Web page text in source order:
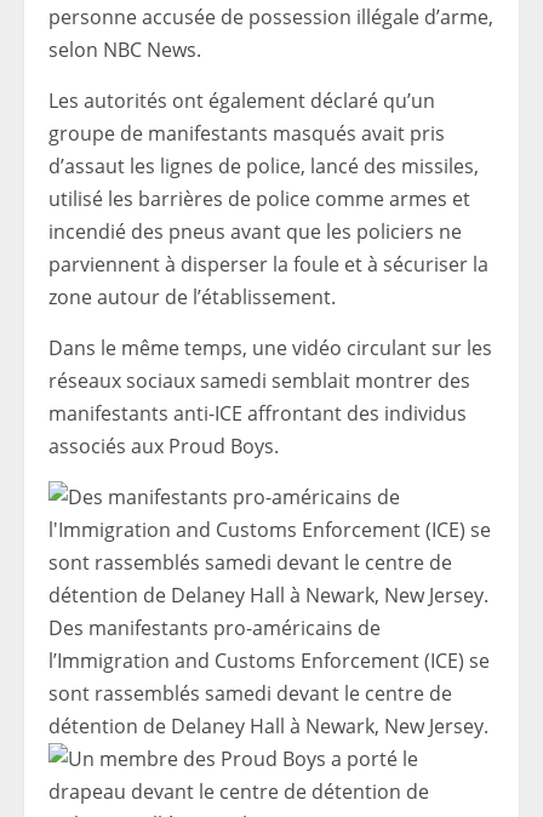
personne accusée de possession illégale d’arme,
selon NBC News.
Les autorités ont également déclaré qu’un
groupe de manifestants masqués avait pris
d’assaut les lignes de police, lancé des missiles,
utilisé les barrières de police comme armes et
incendié des pneus avant que les policiers ne
parviennent à disperser la foule et à sécuriser la
zone autour de l’établissement.
Dans le même temps, une vidéo circulant sur les
réseaux sociaux samedi semblait montrer des
manifestants anti-ICE affrontant des individus
associés aux Proud Boys.
Des manifestants pro-américains de
l’Immigration and Customs Enforcement (ICE) se
sont rassemblés samedi devant le centre de
détention de Delaney Hall à Newark, New Jersey.